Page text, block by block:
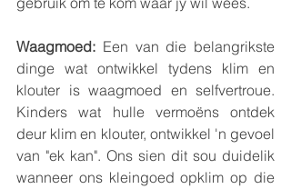
Waagmoed: Een van die belangrikste
dinge wat ontwikkel tydens klim en
klouter is waagmoed en selfvertroue.
Kinders wat hulle vermoëns ontdek
deur klim en klouter, ontwikkel 'n gevoel
van "ek kan". Ons sien dit sou duidelik
wanneer ons kleingoed opklim op die